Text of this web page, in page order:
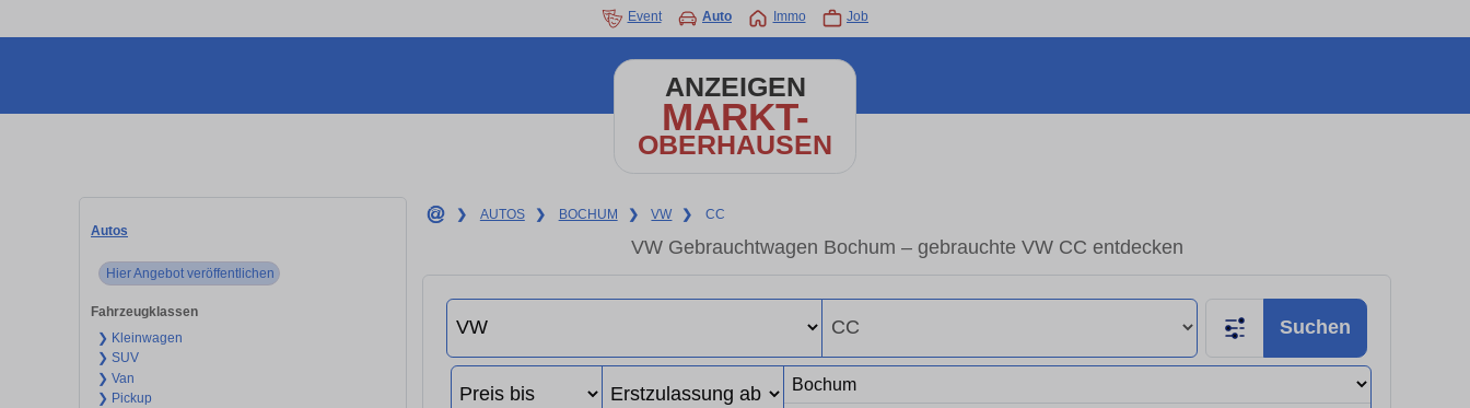
Event Auto Immo Job
ANZEIGEN
MARKT-
OBERHAUSEN
Autos
Hier Angebot veröffentlichen
Fahrzeugklassen
❯ Kleinwagen
❯ SUV
❯ Van
❯ Pickup
❯ AUTOS ❯ BOCHUM ❯ VW ❯ CC
VW Gebrauchtwagen Bochum – gebrauchte VW CC entdecken
Suchen